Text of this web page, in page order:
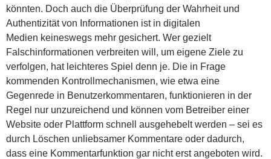
könnten. Doch auch die Überprüfung der Wahrheit und
Authentizität von Informationen ist in digitalen
Medien keineswegs mehr gesichert. Wer gezielt
Falschinformationen verbreiten will, um eigene Ziele zu
verfolgen, hat leichteres Spiel denn je. Die in Frage
kommenden Kontrollmechanismen, wie etwa eine
Gegenrede in Benutzerkommentaren, funktionieren in der
Regel nur unzureichend und können vom Betreiber einer
Website oder Plattform schnell ausgehebelt werden – sei es
durch Löschen unliebsamer Kommentare oder dadurch,
dass eine Kommentarfunktion gar nicht erst angeboten wird.